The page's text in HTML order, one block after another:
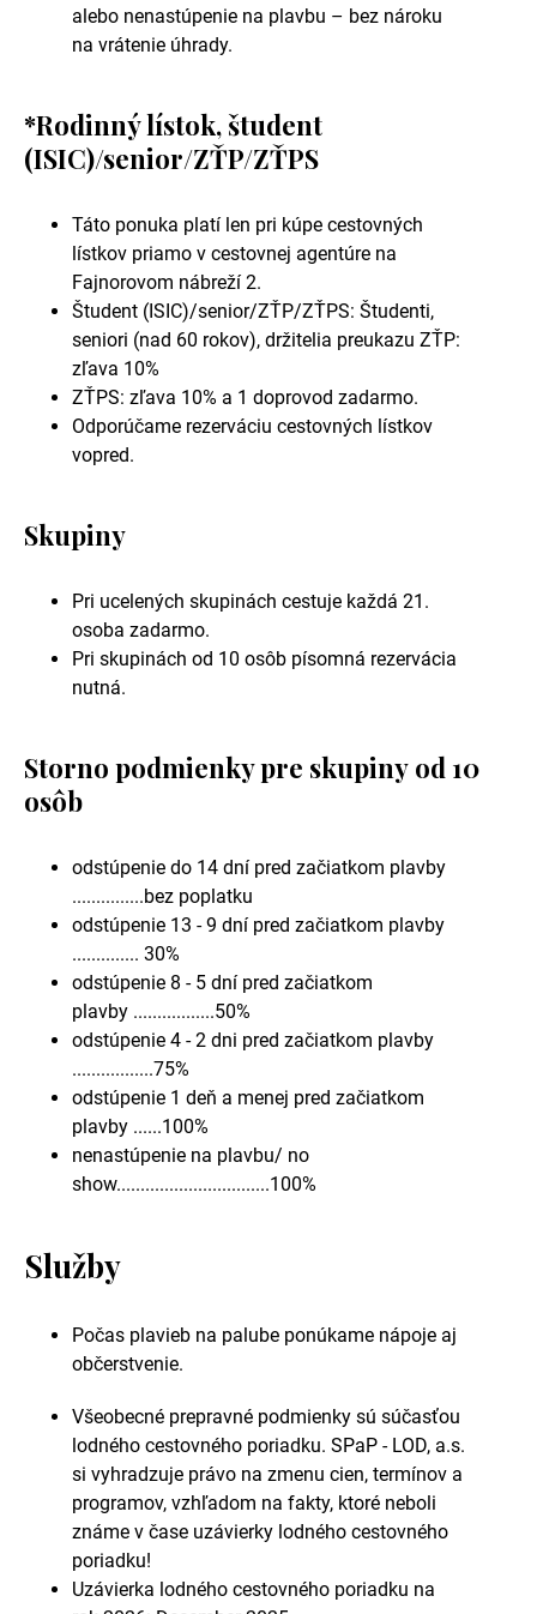
alebo nenastúpenie na plavbu – bez nároku
na vrátenie úhrady.
*Rodinný lístok, študent
(ISIC)/senior/ZŤP/ZŤPS
Táto ponuka platí len pri kúpe cestovných
lístkov priamo v cestovnej agentúre na
Fajnorovom nábreží 2.
Študent (ISIC)/senior/ZŤP/ZŤPS: Študenti,
seniori (nad 60 rokov), držitelia preukazu ZŤP:
zľava 10%
ZŤPS: zľava 10% a 1 doprovod zadarmo.
Odporúčame rezerváciu cestovných lístkov
vopred.
Skupiny
Pri ucelených skupinách cestuje každá 21.
osoba zadarmo.
Pri skupinách od 10 osôb písomná rezervácia
nutná.
Storno podmienky pre skupiny od 10
osôb
odstúpenie do 14 dní pred začiatkom plavby
...............bez poplatku
odstúpenie 13 - 9 dní pred začiatkom plavby
.............. 30%
odstúpenie 8 - 5 dní pred začiatkom
plavby .................50%
odstúpenie 4 - 2 dni pred začiatkom plavby
.................75%
odstúpenie 1 deň a menej pred začiatkom
plavby ......100%
nenastúpenie na plavbu/ no
show................................100%
Služby
Počas plavieb na palube ponúkame nápoje aj
občerstvenie.
Všeobecné prepravné podmienky sú súčasťou
lodného cestovného poriadku. SPaP - LOD, a.s.
si vyhradzuje právo na zmenu cien, termínov a
programov, vzhľadom na fakty, ktoré neboli
známe v čase uzávierky lodného cestovného
poriadku!
Uzávierka lodného cestovného poriadku na